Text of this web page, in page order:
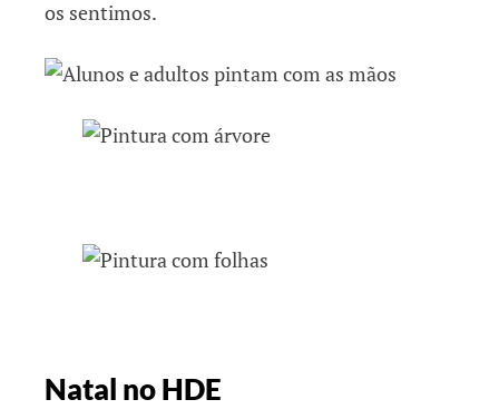
os sentimos.
Natal no HDE